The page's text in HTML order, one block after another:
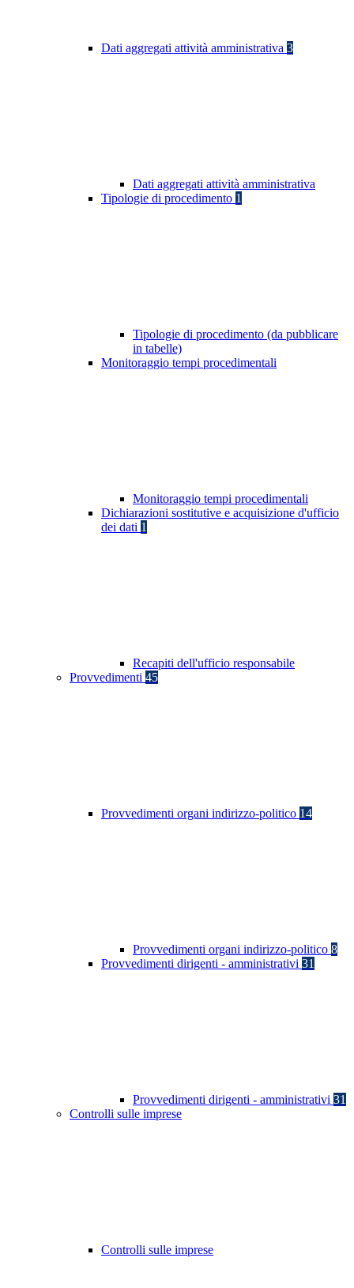
Dati aggregati attività amministrativa 3
Dati aggregati attività amministrativa
Tipologie di procedimento 1
Tipologie di procedimento (da pubblicare
in tabelle)
Monitoraggio tempi procedimentali
Monitoraggio tempi procedimentali
Dichiarazioni sostitutive e acquisizione d'ufficio
dei dati 1
Recapiti dell'ufficio responsabile
Provvedimenti 45
Provvedimenti organi indirizzo-politico 14
Provvedimenti organi indirizzo-politico 8
Provvedimenti dirigenti - amministrativi 31
Provvedimenti dirigenti - amministrativi 31
Controlli sulle imprese
Controlli sulle imprese